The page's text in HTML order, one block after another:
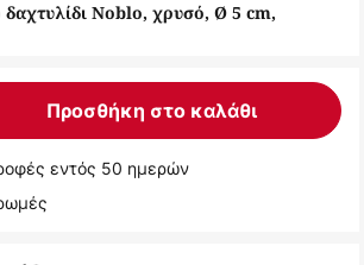
δαχτυλίδι Noblo, χρυσό, Ø 5 cm,
Προσθήκη στο καλάθι
εντός 50 ημερών